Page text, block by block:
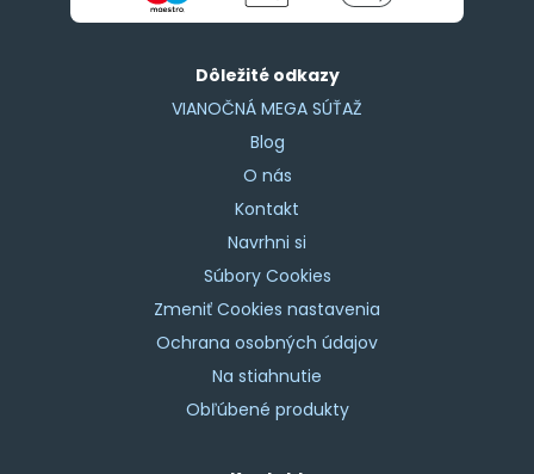
Dôležité odkazy
VIANOČNÁ MEGA SÚŤAŽ
Blog
O nás
Kontakt
Navrhni si
Súbory Cookies
Zmeniť Cookies nastavenia
Ochrana osobných údajov
Na stiahnutie
Obľúbené produkty